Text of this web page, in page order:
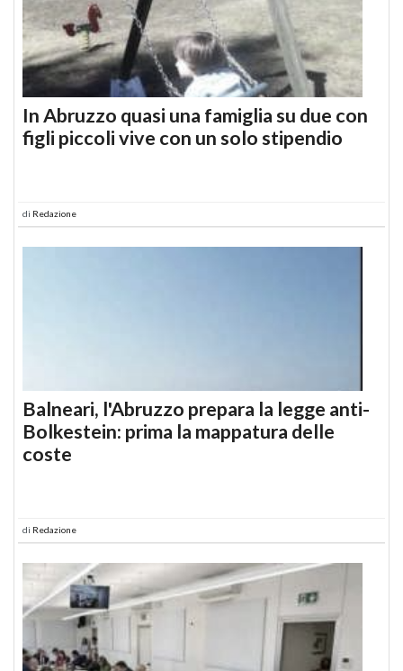
In Abruzzo quasi una famiglia su due con
figli piccoli vive con un solo stipendio
di Redazione
Balneari, l'Abruzzo prepara la legge anti-
Bolkestein: prima la mappatura delle
coste
di Redazione